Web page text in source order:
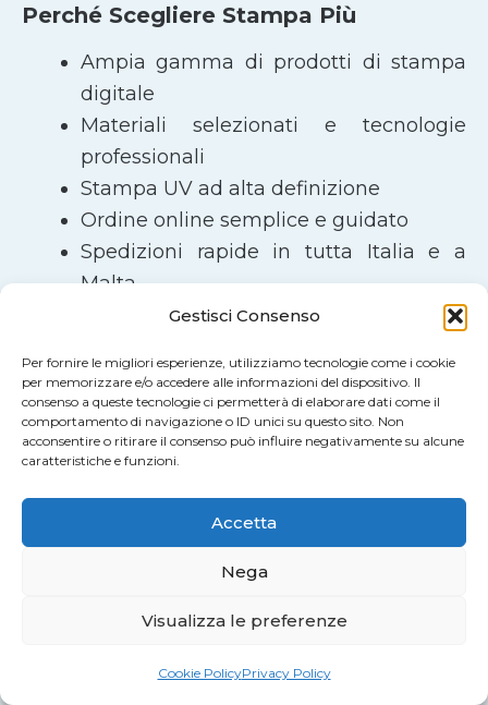
Gestisci Consenso
Per fornire le migliori esperienze, utilizziamo tecnologie come i cookie
per memorizzare e/o accedere alle informazioni del dispositivo. Il
consenso a queste tecnologie ci permetterà di elaborare dati come il
comportamento di navigazione o ID unici su questo sito. Non
acconsentire o ritirare il consenso può influire negativamente su alcune
caratteristiche e funzioni.
Accetta
Nega
Visualizza le preferenze
Cookie PolicyPrivacy Policy
Perché Scegliere Stampa Più
Ampia gamma di prodotti di stampa
digitale
Materiali selezionati e tecnologie
professionali
Stampa UV ad alta definizione
Ordine online semplice e guidato
Spedizioni rapide in tutta Italia e a
Malta
Preventivo
Puoiconfigurare onlineil tuo prodotto in
pochi passaggi oppure richiedere un
particolari o grandi quantità.
F
I